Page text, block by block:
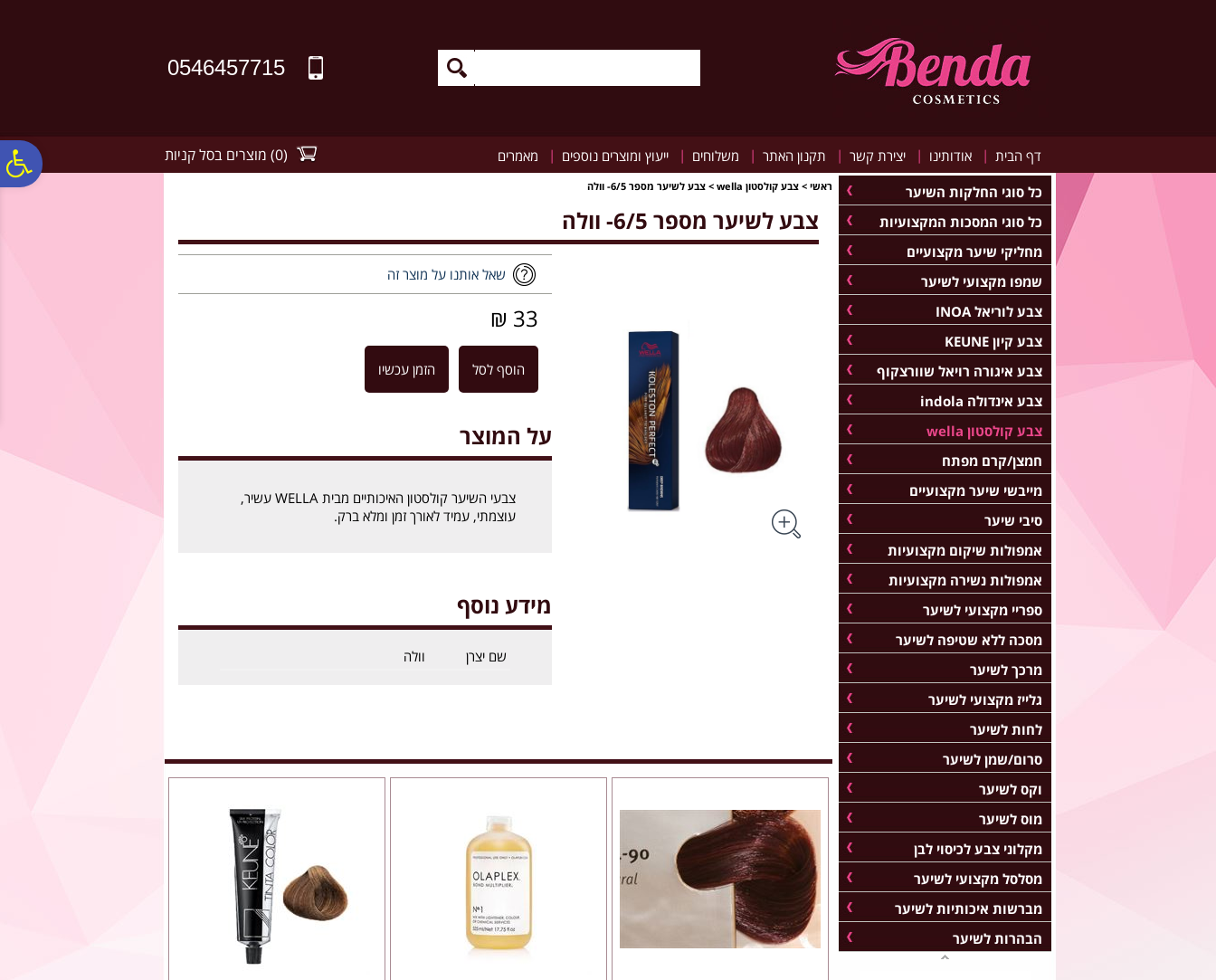
0546457715
דף הבית | אודותינו | יצירת קשר | תקנון האתר | משלוחים | ייעוץ ומוצרים נוספים | מאמרים (
0
) מוצרים בסל קניות
ראשי > צבע קולסטון wella > צבע לשיער מספר 6/5- וולה
צבע לשיער מספר 6/5- וולה
שאל אותנו על מוצר זה
33 ₪
הוסף לסל הזמן עכשיו
על המוצר
צבעי השיער קולסטון האיכותיים מבית WELLA עשיר,
עוצמתי, עמיד לאורך זמן ומלא ברק.
מידע נוסף
שם יצרן וולה
כל סוגי החלקות השיער
כל סוגי המסכות המקצועיות
מחליקי שיער מקצועיים
שמפו מקצועי לשיער
צבע לוריאל INOA
צבע קיון KEUNE
צבע איגורה רויאל שוורצקוף
צבע אינדולה indola
צבע קולסטון wella
חמצן/קרם מפתח
מייבשי שיער מקצועיים
סיבי שיער
אמפולות שיקום מקצועיות
אמפולות נשירה מקצועיות
ספריי מקצועי לשיער
מסכה ללא שטיפה לשיער
מרכך לשיער
גלייז מקצועי לשיער
לחות לשיער
סרום/שמן לשיער
וקס לשיער
מוס לשיער
מקלוני צבע לכיסוי לבן
מסלסל מקצועי לשיער
מברשות איכותיות לשיער
הבהרות לשיער